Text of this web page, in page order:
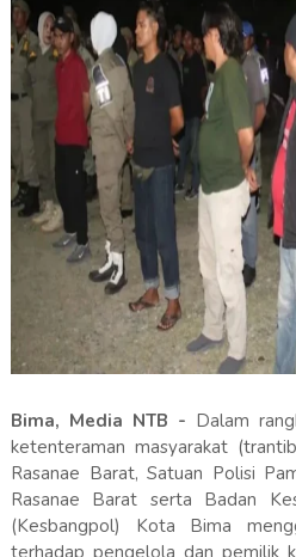
Bima, Media NTB - Dalam
ketenteraman masyarakat
Rasanae Barat, Satuan Polisi
Rasanae Barat serta Badan
(Kesbangpol) Kota Bima